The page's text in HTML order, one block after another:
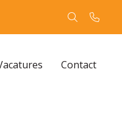
Contact